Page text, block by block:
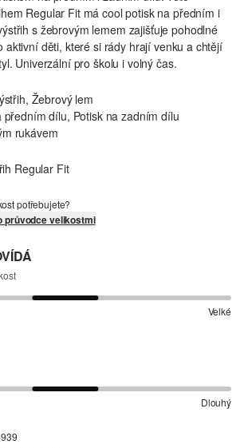
Regular Fit má cool potisk na předním i
s žebrovým lemem zajišťuje pohodlné
aktivní děti, které si rády hrají venku a chtějí
Univerzální pro školu i volný čas.
Žebrový lem
předním dílu, Potisk na zadním dílu
rukávem
Regular Fit
potřebujete?
průvodce velikostmi
Velké
Dlouhý